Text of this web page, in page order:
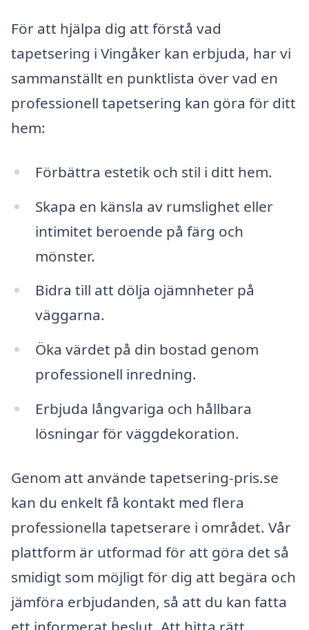
För att hjälpa dig att förstå vad
tapetsering i Vingåker kan erbjuda, har vi
sammanställt en punktlista över vad en
professionell tapetsering kan göra för ditt
hem:
Förbättra estetik och stil i ditt hem.
Skapa en känsla av rumslighet eller
intimitet beroende på färg och
mönster.
Bidra till att dölja ojämnheter på
väggarna.
Öka värdet på din bostad genom
professionell inredning.
Erbjuda långvariga och hållbara
lösningar för väggdekoration.
Genom att använde tapetsering-pris.se
kan du enkelt få kontakt med flera
professionella tapetserare i området. Vår
plattform är utformad för att göra det så
smidigt som möjligt för dig att begära och
jämföra erbjudanden, så att du kan fatta